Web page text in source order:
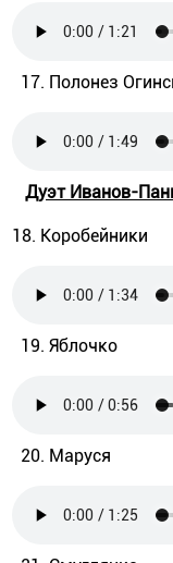
17. Полонез
Дуэт Иванов-
18. Коробейники
19. Яблочко
20. Маруся